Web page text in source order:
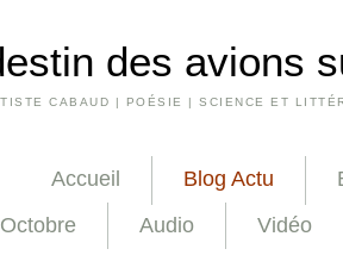
des avions
CABAUD | POÉSIE | SCIENCE ET
Accueil Blog Actu
Octobre
Audio Vidéo